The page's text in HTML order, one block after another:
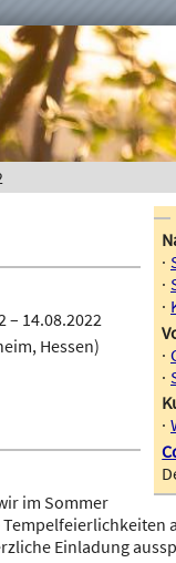
– 14.08.2022
Hessen)
im Sommer
Einladung